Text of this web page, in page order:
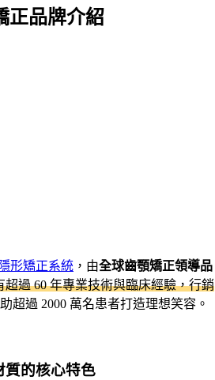
正品牌介紹
形矯正系統 ，由全球齒顎矯正領導品
超過 60 年專業技術與臨床經驗，行銷
助超過 2000 萬名患者打造理想笑容。
的核心特色